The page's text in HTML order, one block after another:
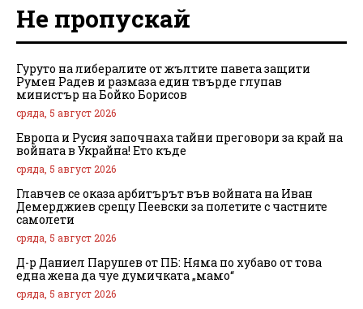
Не пропускай
Гуруто на либералите от жълтите павета защити
Румен Радев и размаза един твърде глупав
министър на Бойко Борисов
сряда, 5 август 2026
Европа и Русия започнаха тайни преговори за край на
войната в Украйна! Ето къде
сряда, 5 август 2026
Главчев се оказа арбитърът във войната на Иван
Демерджиев срещу Пеевски за полетите с частните
самолети
сряда, 5 август 2026
Д-р Даниел Парушев от ПБ: Няма по хубаво от това
една жена да чуе думичката „мамо“
сряда, 5 август 2026